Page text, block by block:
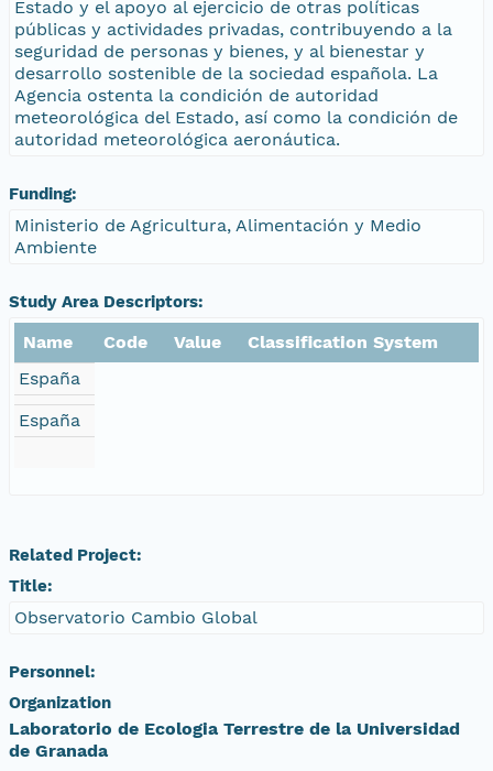
Estado y el apoyo al ejercicio de otras políticas
públicas y actividades privadas, contribuyendo a la
seguridad de personas y bienes, y al bienestar y
desarrollo sostenible de la sociedad española. La
Agencia ostenta la condición de autoridad
meteorológica del Estado, así como la condición de
autoridad meteorológica aeronáutica.
Funding:
Ministerio de Agricultura, Alimentación y Medio
Ambiente
Study Area Descriptors:
Name Code Value
Classification System
España
España
Related Project:
Title:
Observatorio Cambio Global
Personnel:
Organization
Laboratorio de Ecologia Terrestre de la Universidad
de Granada